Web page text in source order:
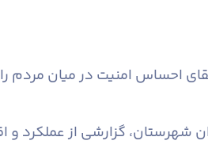
احساس امنیت در میان مردم
گزارشی از عملکرد و